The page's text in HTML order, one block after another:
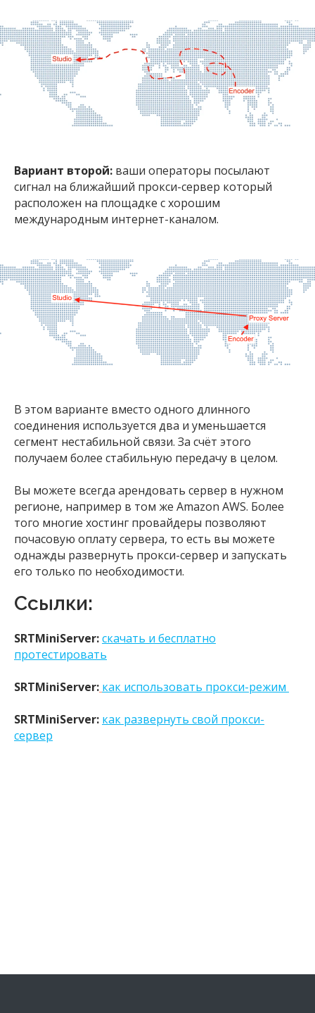
Вариант второй: ваши операторы посылают
сигнал на ближайший прокси-сервер который
расположен на площадке с хорошим
международным интернет-каналом.
В этом варианте вместо одного длинного
соединения используется два и уменьшается
сегмент нестабильной связи. За счёт этого
получаем более стабильную передачу в целом.
Вы можете всегда арендовать сервер в нужном
регионе, например в том же Amazon AWS. Более
того многие хостинг провайдеры позволяют
почасовую оплату сервера, то есть вы можете
однажды развернуть прокси-сервер и запускать
его только по необходимости.
Ссылки:
SRTMiniServer:скачать и бесплатно
протестировать
SRTMiniServer: как использовать прокси-режим
SRTMiniServer: как развернуть свой прокси-
сервер